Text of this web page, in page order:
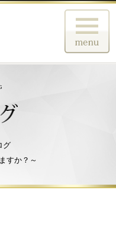
グ
すか？～